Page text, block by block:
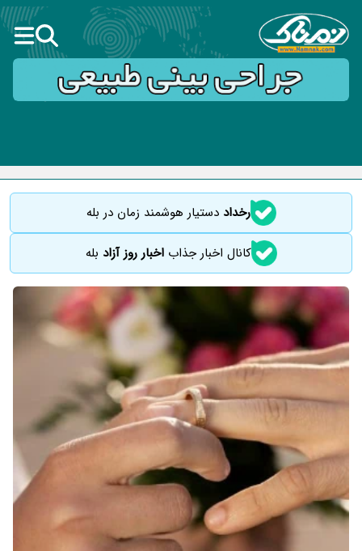
رخداددستیار هوشمند زمان در بله
کانال اخبار جذاباخبار روز آزاد بله